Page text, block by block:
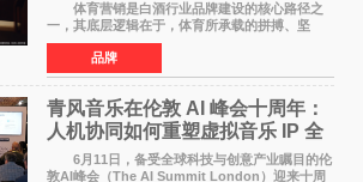
体育营销是白酒行业品牌建设的核心路径之
一，其底层逻辑在于，体育所承载的拼搏、坚
守、超越等正向精神，能为白酒品牌注入人格化
的精神内核，同时体育受众与白酒主流消费群体
高度重合，可有效
品牌
青风音乐在伦敦 AI 峰会十周年：
人机协同如何重塑虚拟音乐 IP 全
球化路径？
6月11日，备受全球科技与创意产业瞩目的伦
敦AI峰会（The AI Summit London）迎来十周